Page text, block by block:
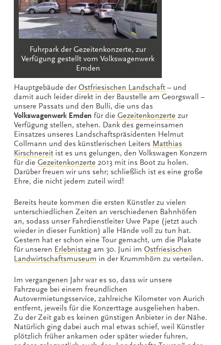
Fuhrpark der Gezeitenkonzerte, zur
Verfügung gestellt vom Volkswagenwerk
Emden
Hauptgebäude derOstfriesischen Landschaft – und
damit auch leider direkt in der Baustelle am Georgswall –
unsere Passats und den Bulli, die uns das
Volkswagenwerk Emden für die Gezeitenkonzerte zur
Verfügung stellen, stehen. Dank des gemeinsamen
Einsatzes unseres Landschaftspräsidenten Helmut
Collmann und des künstlerischen Leiters Matthias
Kirschnereit ist es uns gelungen, den Volkswagen Konzern
für die Gezeitenkonzerte 2013 mit ins Boot zu holen.
Darüber freuen wir uns sehr; schließlich ist es eine große
Ehre, die nicht jedem zuteil wird!
Bereits heute kommen die ersten Künstler zu vielen
unterschiedlichen Zeiten an verschiedenen Bahnhöfen
an, sodass unser Fahrdienstleiter Uwe Pape (jetzt auch
wieder in dieser Funktion) alle Hände voll zu tun hat.
Gestern hat er schon eine Tour gemacht, um die Plakate
für unseren Erlebnistag am 30. Juni im Ostfriesischen
Landwirtschaftsmuseum in der Krummhörn zu verteilen.
Im vergangenen Jahr war es so, dass wir unsere
Fahrzeuge bei einem freundlichen
Autovermietungsservice, zahlreiche Kilometer von Aurich
entfernt, jeweils für die Konzerttage ausgeliehen haben.
Zu der Zeit gab es keinen günstigen Anbieter in der Nähe.
Natürlich ging dabei auch mal etwas schief, weil Künstler
plötzlich früher ankamen oder später wieder fuhren,